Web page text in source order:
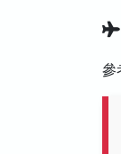
參